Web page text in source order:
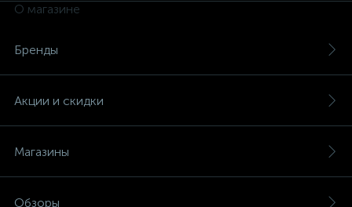
О магазине
Бренды
Акции и скидки
Магазины
Обзоры